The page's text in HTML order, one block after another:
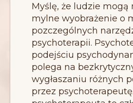
Myślę, że ludzie mogą
mylne wyobrażenie o
pozczególnych
psychoterapii.
podejściu
polega na
wygłaszaniu różnych
przez